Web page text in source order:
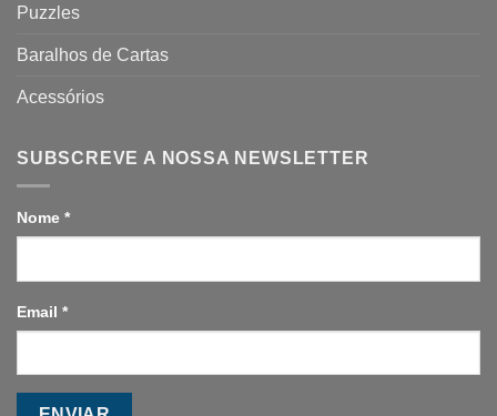
Puzzles
Baralhos de Cartas
Acessórios
SUBSCREVE A NOSSA NEWSLETTER
Nome *
Email *